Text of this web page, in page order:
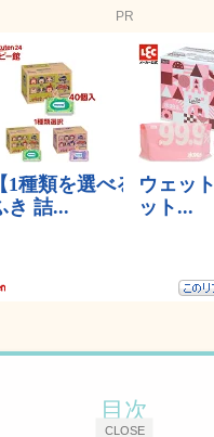
PR
CLOSE
目次